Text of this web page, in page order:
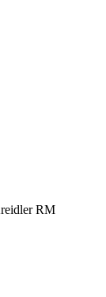
RM